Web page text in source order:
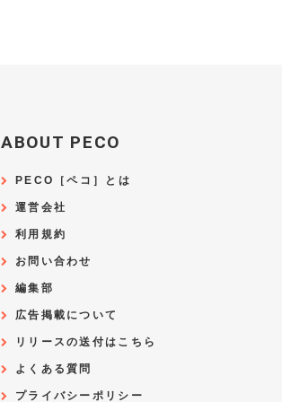
ABOUT PECO
PECO［ペコ］とは
運営会社
利用規約
お問い合わせ
編集部
広告掲載について
リリースの送付はこちら
よくある質問
プライバシーポリシー